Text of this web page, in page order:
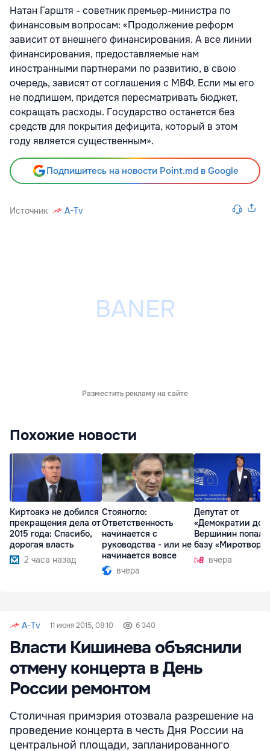
Натан Гарштя - советник премьер-министра по
финансовым вопросам: «Продолжение реформ
зависит от внешнего финансирования. А все линии
финансирования, предоставляемые нам
иностранными партнерами по развитию, в свою
очередь, зависят от соглашения с МВФ. Если мы его
не подпишем, придется пересматривать бюджет,
сокращать расходы. Государство останется без
средств для покрытия дефицита, который в этом
году является существенным».
Подпишитесь на новости Point.md в Google
Источник A-Tv
Разместить рекламу на сайте
Похожие новости
Киртоакэ не добился
прекращения дела от
2015 года: Спасибо,
дорогая власть
2 часа назад
Стояногло:
Ответственность
начинается с
руководства - или не
начинается вовсе
вчера
Депутат от
«Демократии
Вершинин попал в
базу
вчера
A-Tv 11 июня 2015, 08:10 6 340
Власти Кишинева объяснили
отмену концерта в День
России ремонтом
Столичная примэрия отозвала разрешение на
проведение концерта в честь Дня России на
центральной площади, запланированного